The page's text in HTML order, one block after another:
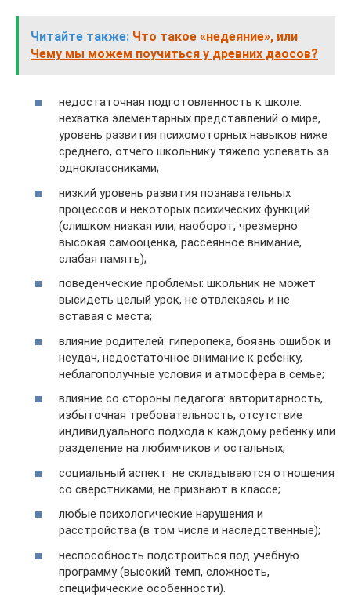
Читайте также: Что такое «недеяние», или
Чему мы можем поучиться у древних даосов?
недостаточная подготовленность к школе:
нехватка элементарных представлений о мире,
уровень развития психомоторных навыков ниже
среднего, отчего школьнику тяжело успевать за
одноклассниками;
низкий уровень развития познавательных
процессов и некоторых психических функций
(слишком низкая или, наоборот, чрезмерно
высокая самооценка, рассеянное внимание,
слабая память);
поведенческие проблемы: школьник не может
высидеть целый урок, не отвлекаясь и не
вставая с места;
влияние родителей: гиперопека, боязнь ошибок и
неудач, недостаточное внимание к ребенку,
неблагополучные условия и атмосфера в семье;
влияние со стороны педагога: авторитарность,
избыточная требовательность, отсутствие
индивидуального подхода к каждому ребенку или
разделение на любимчиков и остальных;
социальный аспект: не складываются отношения
со сверстниками, не признают в классе;
любые психологические нарушения и
расстройства (в том числе и наследственные);
неспособность подстроиться под учебную
программу (высокий темп, сложность,
специфические особенности).